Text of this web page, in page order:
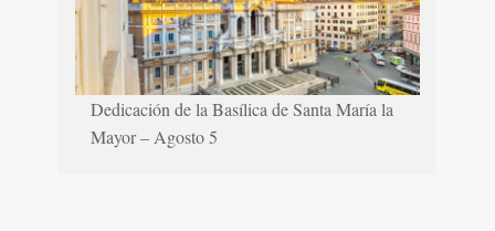
Dedicación de la Basílica de Santa María la
Mayor – Agosto 5